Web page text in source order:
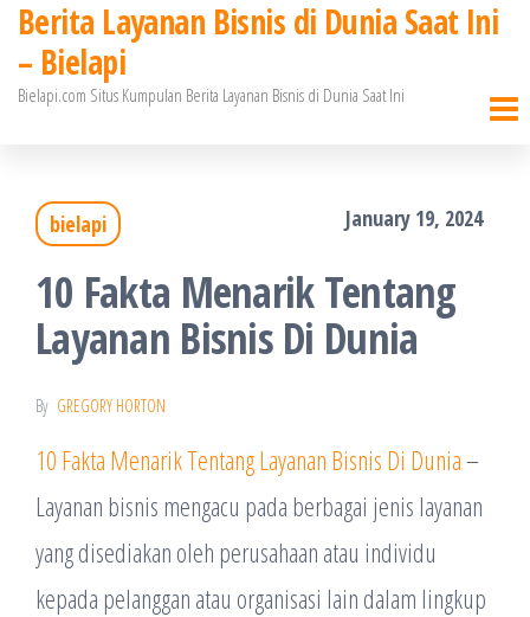
Skip
the
Berita Layanan Bisnis di Dunia Saat Ini
– Bielapi
Bielapi.com Situs Kumpulan Berita Layanan Bisnis di Dunia Saat Ini
bielapi January 19, 2024
10 Fakta Menarik Tentang
Layanan Bisnis Di Dunia
By GREGORY HORTON
10 Fakta Menarik Tentang Layanan Bisnis Di Dunia –
Layanan bisnis mengacu pada berbagai jenis layanan
yang disediakan oleh perusahaan atau individu
kepada pelanggan atau organisasi lain dalam lingkup